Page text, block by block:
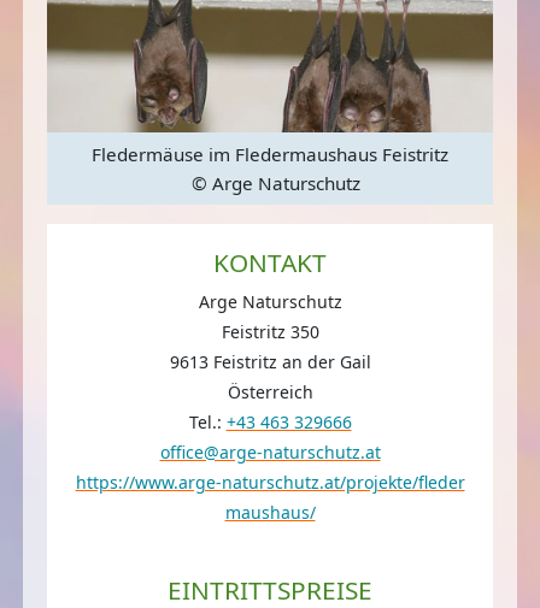
Fledermäuse im Fledermaushaus Feistritz
© Arge Naturschutz
KONTAKT
Arge Naturschutz
Feistritz 350
9613 Feistritz an der Gail
Österreich
Tel.: +43 463 329666
office@arge-naturschutz.at
https://www.arge-naturschutz.at/projekte/fleder
maushaus/
EINTRITTSPREISE